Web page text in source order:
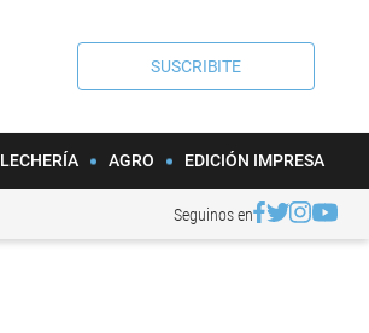
SUSCRIBITE
LECHERÍA AGRO EDICIÓN IMPRESA
Seguinos en